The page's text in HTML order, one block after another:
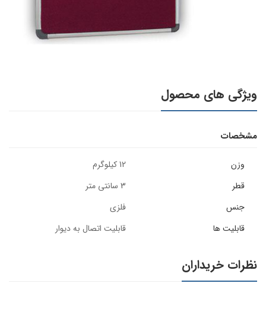
ویژگی های محصول
مشخصات
وزن
12 کیلوگرم
قطر
3 سانتی متر
جنس
فلزی
قابلیت ها
قابلیت اتصال به دیوار
نظرات خریداران